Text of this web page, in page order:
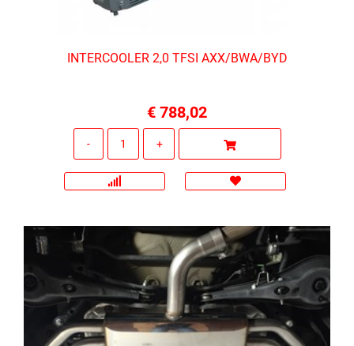
INTERCOOLER 2,0 TFSI AXX/BWA/BYD
€ 788,02